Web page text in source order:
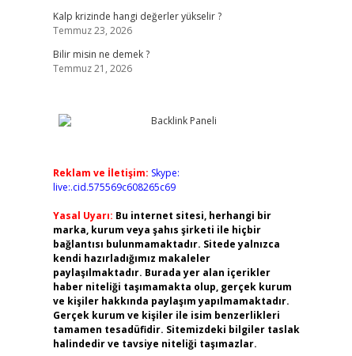
Kalp krizinde hangi değerler yükselir ?
Temmuz 23, 2026
Bilir misin ne demek ?
Temmuz 21, 2026
Reklam ve İletişim: Skype:
live:.cid.575569c608265c69
Yasal Uyarı: Bu internet sitesi, herhangi bir
marka, kurum veya şahıs şirketi ile hiçbir
bağlantısı bulunmamaktadır. Sitede yalnızca
kendi hazırladığımız makaleler
paylaşılmaktadır. Burada yer alan içerikler
haber niteliği taşımamakta olup, gerçek kurum
ve kişiler hakkında paylaşım yapılmamaktadır.
Gerçek kurum ve kişiler ile isim benzerlikleri
tamamen tesadüfidir. Sitemizdeki bilgiler taslak
halindedir ve tavsiye niteliği taşımazlar.